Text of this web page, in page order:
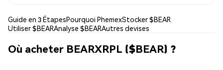
Guide en 3 ÉtapesPourquoi PhemexStocker $BEAR
Utiliser $BEARAnalyse $BEARAutres devises
Où acheter BEARXRPL ($BEAR) ?